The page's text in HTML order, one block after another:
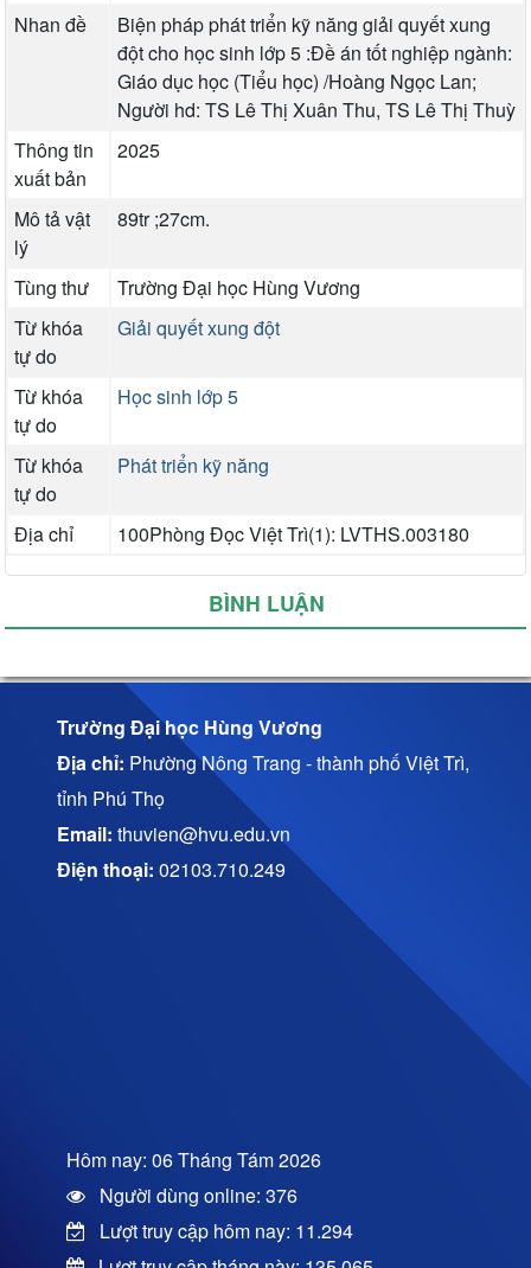
Nhan đề
Biện pháp phát triển kỹ năng giải quyết xung
đột cho học sinh lớp 5 :Đề án tốt nghiệp ngành:
Giáo dục học (Tiểu học) /Hoàng Ngọc Lan;
Người hd: TS Lê Thị Xuân Thu, TS Lê Thị Thuỳ
Thông tin
xuất bản
2025
Mô tả vật
lý
89tr ;27cm.
Tùng thư
Trường Đại học Hùng Vương
Từ khóa
tự do
Giải quyết xung đột
Từ khóa
tự do
Học sinh lớp 5
Từ khóa
tự do
Phát triển kỹ năng
Địa chỉ 100Phòng Đọc Việt Trì(1): LVTHS.003180
BÌNH LUẬN
Trường Đại học Hùng Vương
Địa chỉ: Phường Nông Trang - thành phố Việt Trì,
tỉnh Phú Thọ
Email: thuvien@hvu.edu.vn
Điện thoại: 02103.710.249
Hôm nay: 06 Tháng Tám 2026
Người dùng online: 376
Lượt truy cập hôm nay: 11.294